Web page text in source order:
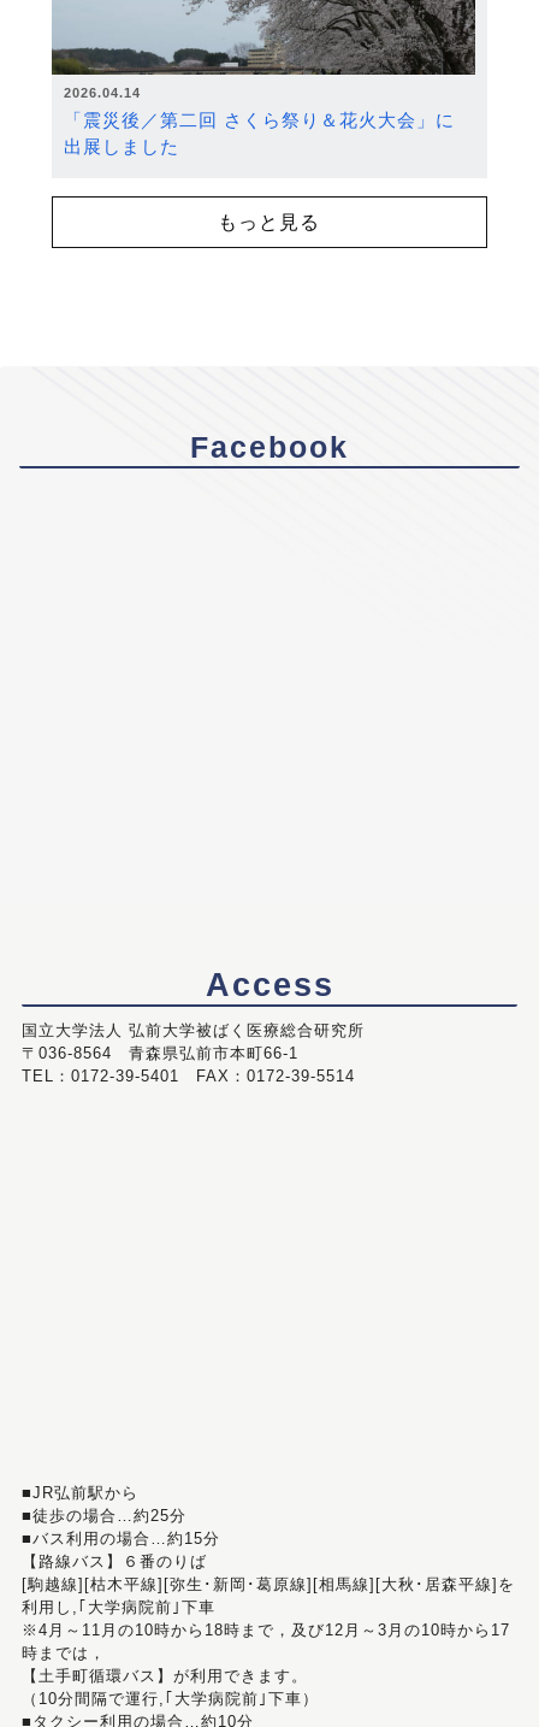
2026.04.14
「震災後／第二回 さくら祭り＆花火大会」に
出展しました
もっと見る
Facebook
Access
国立大学法人 弘前大学被ばく医療総合研究所
〒036-8564 青森県弘前市本町66-1
TEL：0172-39-5401 FAX：0172-39-5514
■JR弘前駅から
■徒歩の場合…約25分
■バス利用の場合…約15分
【路線バス】６番のりば
[駒越線][枯木平線][弥生･新岡･葛原線][相馬線][大秋･居森平線]を
利用し,｢大学病院前｣下車
※4月～11月の10時から18時まで，及び12月～3月の10時から17
時までは，
【土手町循環バス】が利用できます。
（10分間隔で運行,｢大学病院前｣下車）
■タクシー利用の場合…約10分